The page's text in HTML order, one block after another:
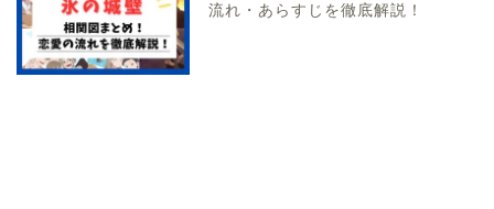
流れ・あらすじを徹底解説！